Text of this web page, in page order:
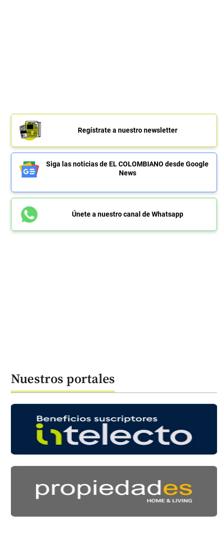
Regístrate a nuestro newsletter
Siga las noticias de EL COLOMBIANO desde Google
News
Únete a nuestro canal de Whatsapp
Nuestros portales